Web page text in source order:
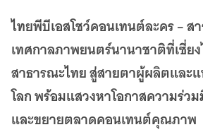
เว็บไซต์บริการ
C-SITE
เพราะพลังการสื่อสารอยู่ในมือคุณ
Locals
About Thai
ไทยพีบีเอสโชว์คอนเทนต์ละคร – ส
เทศกาลภาพยนตร์นานาชาติที่เซี่ย
สาธารณะไทย สู่สายตาผู้ผลิตและ
โลก พร้อมแสวงหาโอกาสความร่ว
และขยายตลาดคอนเทนต์คุณภาพ